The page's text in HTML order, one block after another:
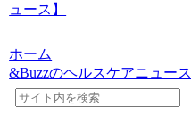
ュース】
ホーム
&Buzzのヘルスケアニュース